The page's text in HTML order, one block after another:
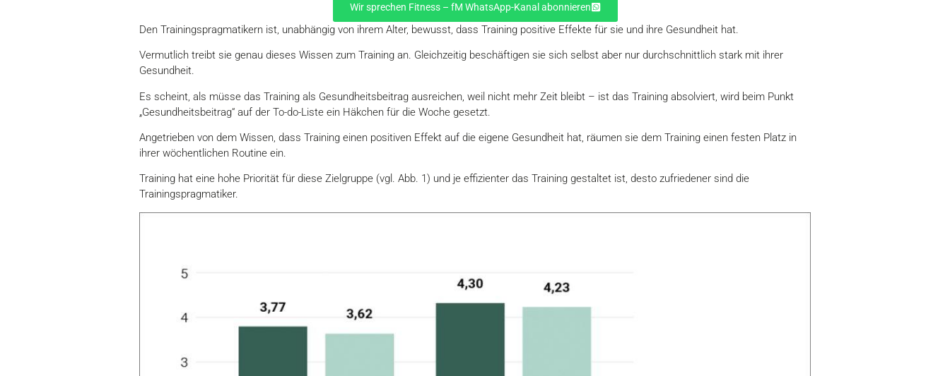
Wir sprechen Fitness – fM WhatsApp-Kanal abonnieren
Den Trainingspragmatikern ist, unabhängig von ihrem Alter, bewusst, dass Training positive Effekte für sie und ihre Gesundheit hat.
Vermutlich treibt sie genau dieses Wissen zum Training an. Gleichzeitig beschäftigen sie sich selbst aber nur durchschnittlich stark mit ihrer
Gesundheit.
Es scheint, als müsse das Training als Gesundheitsbeitrag ausreichen, weil nicht mehr Zeit bleibt – ist das Training absolviert, wird beim Punkt
„Gesundheitsbeitrag“ auf der To-do-Liste ein Häkchen für die Woche gesetzt.
Angetrieben von dem Wissen, dass Training einen positiven Effekt auf die eigene Gesundheit hat, räumen sie dem Training einen festen Platz in
ihrer wöchentlichen Routine ein.
Training hat eine hohe Priorität für diese Zielgruppe (vgl. Abb. 1) und je effizienter das Training gestaltet ist, desto zufriedener sind die
Trainingspragmatiker.